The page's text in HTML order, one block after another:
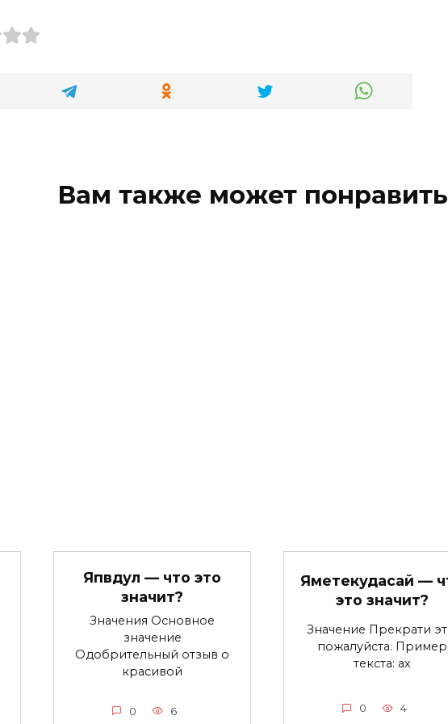
Вам также может
Япвдул — что это
значит?
Значения Основное
значение
Одобрительный отзыв о
красивой
0 6
Яметекудасай —
это значит?
Значение Прекрати
пожалуйста. Пример
текста: ах
0 4